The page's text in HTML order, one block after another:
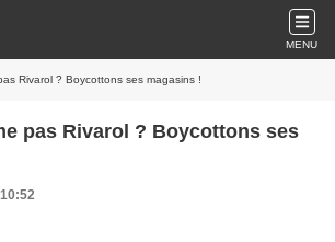
MENU
Rivarol ? Boycottons ses magasins !
pas Rivarol ? Boycottons ses